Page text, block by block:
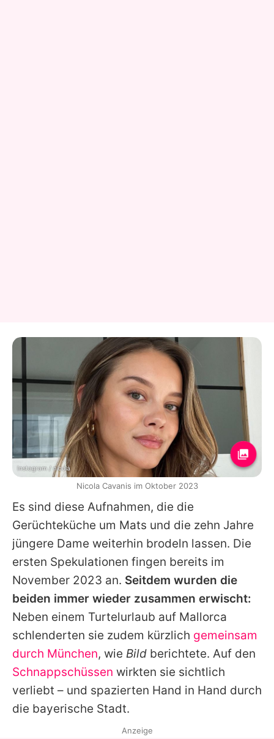
Es sind diese Aufnahmen, die die
Gerüchteküche um Mats und die zehn Jahre
jüngere Dame weiterhin brodeln lassen. Die
ersten Spekulationen fingen bereits im
November 2023 an. Seitdem wurden die
beiden immer wieder zusammen erwischt:
Neben einem Turtelurlaub auf Mallorca
schlenderten sie zudem kürzlich gemeinsam
durch München, wie Bild berichtete. Auf den
Schnappschüssen wirkten sie sichtlich
verliebt – und spazierten Hand in Hand durch
die bayerische Stadt.
Instagram / nicola
Nicola Cavanis im Oktober 2023
Anzeige